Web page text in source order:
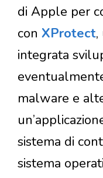
di Apple per
con XProtect
integrata
malware e
sistema di
sistema